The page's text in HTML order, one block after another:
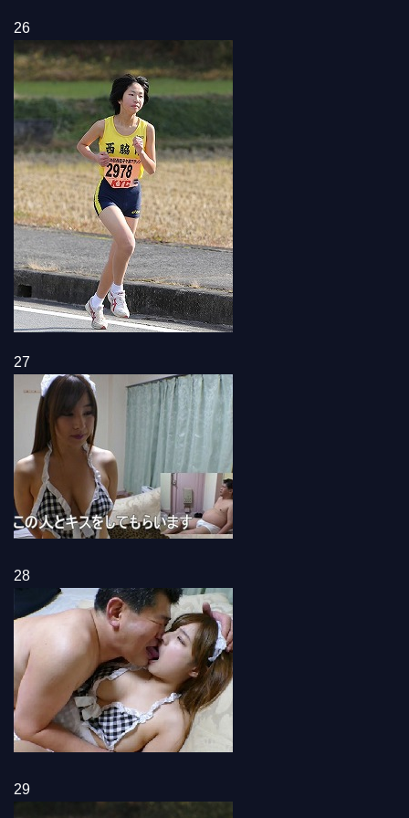
26
27
28
29